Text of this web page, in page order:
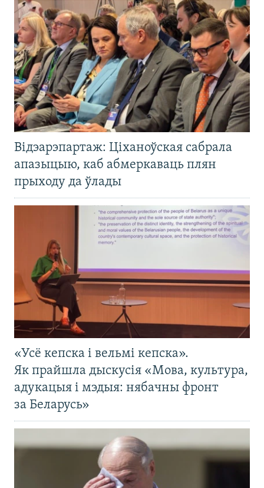
Відэарэпартаж: Ціханоўская сабрала
апазыцыю, каб абмеркаваць плян
прыходу да ўлады
«Усё кепска і вельмі кепска».
Як прайшла дыскусія «Мова, культура,
адукацыя і мэдыя: нябачны фронт
за Беларусь»